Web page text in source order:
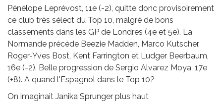
Pénélope Leprévost, 11e (-2), quitte donc provisoirement
ce club très sélect du Top 10, malgré de bons
classements dans les GP de Londres (4e et 5e). La
Normande précède Beezie Madden, Marco Kutscher,
Roger-Yves Bost, Kent Farrington et Ludger Beerbaum,
16e (-2). Belle progression de Sergio Alvarez Moya, 17e
(+8). A quand l'Espagnol dans le Top 10?
On imaginait Janika Sprunger plus haut